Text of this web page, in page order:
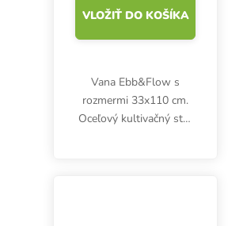
VLOŽIŤ DO KOŠÍKA
Vana Ebb&Flow s
rozmermi 33x110 cm.
Oceľový kultivačný stôl